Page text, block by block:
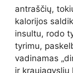
antraščių,
kalorijos
insultu, rodo
tyrimu,
vadinamas
ir kraujagyslių